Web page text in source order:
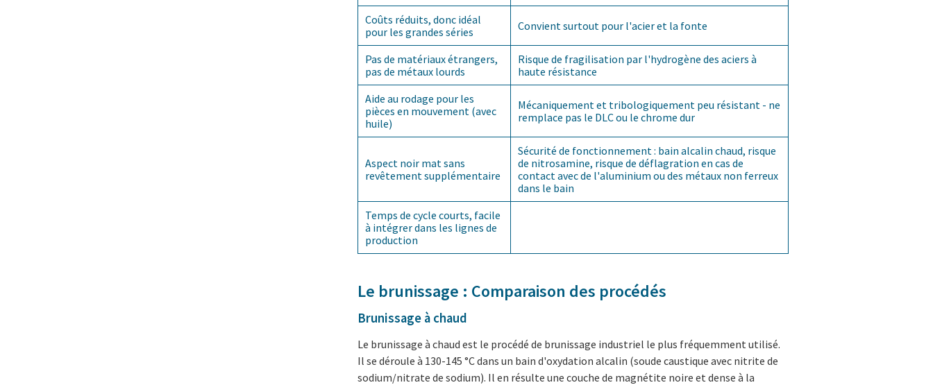
Coûts réduits, donc idéal
pour les grandes séries
Convient surtout pour l'acier et la fonte
Pas de matériaux étrangers,
pas de métaux lourds
Risque de fragilisation par l'hydrogène des aciers à
haute résistance
Aide au rodage pour les
pièces en mouvement (avec
huile)
Mécaniquement et tribologiquement peu résistant - ne
remplace pas le DLC ou le chrome dur
Aspect noir mat sans
revêtement supplémentaire
Sécurité de fonctionnement : bain alcalin chaud, risque
de nitrosamine, risque de déflagration en cas de
contact avec de l'aluminium ou des métaux non ferreux
dans le bain
Temps de cycle courts, facile
à intégrer dans les lignes de
production
Le brunissage : Comparaison des procédés
Brunissage à chaud
Le brunissage à chaud est le procédé de brunissage industriel le plus fréquemment utilisé.
Il se déroule à 130-145 °C dans un bain d'oxydation alcalin (soude caustique avec nitrite de
sodium/nitrate de sodium). Il en résulte une couche de magnétite noire et dense à la